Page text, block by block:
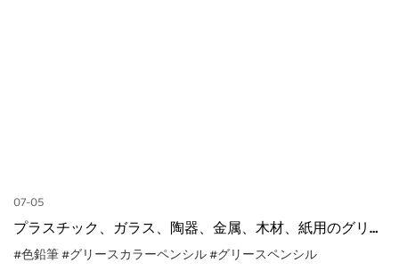
07-05
プラスチック、ガラス、陶器、金属、木材、紙用のグリー
スカラーペンシル
#色鉛筆#グリースカラーペンシル#グリースペンシル